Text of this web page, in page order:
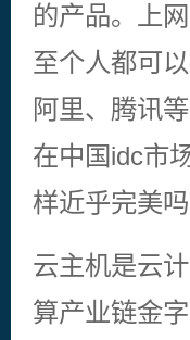
的产品。上
至个人都可
阿里、腾讯
在中国idc市
样近乎完美吗
云主机是云
算产业链金